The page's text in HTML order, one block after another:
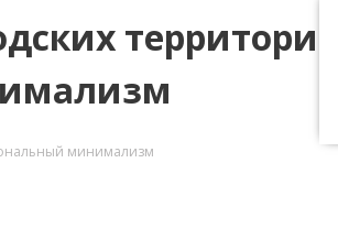
минимализм